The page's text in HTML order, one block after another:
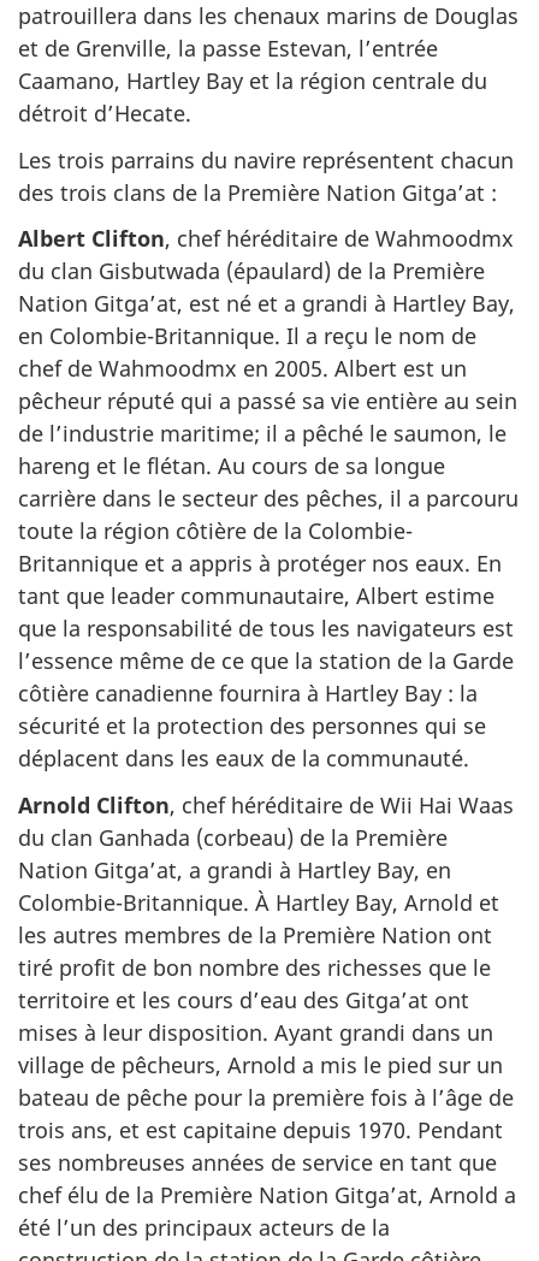
patrouillera dans les chenaux marins de Douglas
et de Grenville, la passe Estevan, l’entrée
Caamano, Hartley Bay et la région centrale du
détroit d’Hecate.
Les trois parrains du navire représentent chacun
des trois clans de la Première Nation Gitga’at :
Albert Clifton, chef héréditaire de Wahmoodmx
du clan Gisbutwada (épaulard) de la Première
Nation Gitga’at, est né et a grandi à Hartley Bay,
en Colombie-Britannique. Il a reçu le nom de
chef de Wahmoodmx en 2005. Albert est un
pêcheur réputé qui a passé sa vie entière au sein
de l’industrie maritime; il a pêché le saumon, le
hareng et le flétan. Au cours de sa longue
carrière dans le secteur des pêches, il a parcouru
toute la région côtière de la Colombie-
Britannique et a appris à protéger nos eaux. En
tant que leader communautaire, Albert estime
que la responsabilité de tous les navigateurs est
l’essence même de ce que la station de la Garde
côtière canadienne fournira à Hartley Bay : la
sécurité et la protection des personnes qui se
déplacent dans les eaux de la communauté.
Arnold Clifton, chef héréditaire de Wii Hai Waas
du clan Ganhada (corbeau) de la Première
Nation Gitga’at, a grandi à Hartley Bay, en
Colombie-Britannique. À Hartley Bay, Arnold et
les autres membres de la Première Nation ont
tiré profit de bon nombre des richesses que le
territoire et les cours d’eau des Gitga’at ont
mises à leur disposition. Ayant grandi dans un
village de pêcheurs, Arnold a mis le pied sur un
bateau de pêche pour la première fois à l’âge de
trois ans, et est capitaine depuis 1970. Pendant
ses nombreuses années de service en tant que
chef élu de la Première Nation Gitga’at, Arnold a
été l’un des principaux acteurs de la